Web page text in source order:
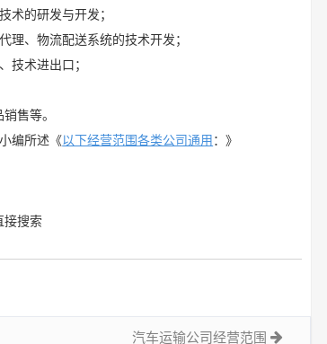
的研发与开发；
、物流配送系统的技术开发；
技术进出口；
售等。
编所述《以下经营范围各类公司通用：》
接搜索
汽车运输公司经营范围